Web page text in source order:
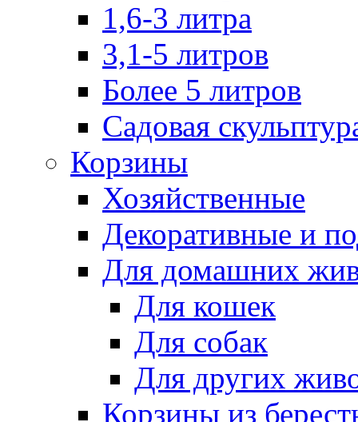
1,6-3 литра
3,1-5 литров
Более 5 литров
Садовая
Корзины
Хозяйственные
Декоративные и
Для домашних
Для кошек
Для собак
Для других
Корзины из